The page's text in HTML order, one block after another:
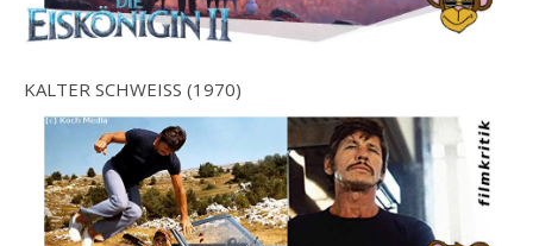
KALTER SCHWEISS (1970)